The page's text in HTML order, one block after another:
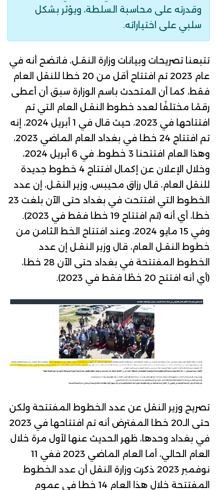
وقدرته على محاسبة السلطة، ويؤثر بشكل
سلبي على اختياراته.
تتبعنا تصريحات وبيانات وزارة النقـل، فاتضح أنه في
عام 2023 تم افتتاح أقل من 20 خطا للنقل العام
فقط، كما أن المتحدث باسم الوزارة سبق أن أعطى
رقمًا مختلفًا لعدد خطوط النقـل العام التي تم
افتتاحها في 2023، حيث
قال
في 1 أبريل 2024، إنه
تم افتتاح 24 خطا في بغداد العام الماضي 2023،
وهذا العام افتتحنا 3 خطوط.
في 6 أبريل 2024،
وخلال الإعلان عن إكمال افتتاح 4 خطوط جديدة
للنقل العام، قال رزاق محيبس، وزير النقـل، إن عدد
الخطوط التي افتتحت في بغداد حتى الآن بلغت 23
خطا، أي أنه (تم افتتاح 19 خطا فقط في 2023).
وفي 15 مايو 2024، وعند افتتاح الخط الثامن من
خطوط النقـل العام، قال وزير النقـل إن عدد
الخطوط المفتتحة في بغداد حتى الآن 28 خطا،
(أي أنه افتتح 20 خطًا فقط في 2023).
تصريح وزير النقل عن عدد الخطوط المفتتحة ولكن
حتى الـ20 خطا المفترض أنه تم افتتاحها في 2023
في بغداد وحدها، ظهر الحديث عنها لأول مرة خلال
العام الحالي، أما العام الماضي 2023 ففي 11
نوفمبر 2023
ذكرت وزارة النقل أن عدد الخطوط
المفتتحة خلال هذا العام 14 خطا في عموم